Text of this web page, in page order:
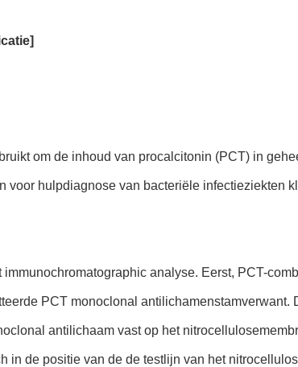
om de inhoud van procalcitonin (PCT) in
voor hulpdiagnose van bacteriële infectieziekten
immunochromatographic analyse. Eerst, PCT-
PCT monoclonal antilichamenstamverwant.
antilichaam vast op het
in de positie van de de testlijn van het